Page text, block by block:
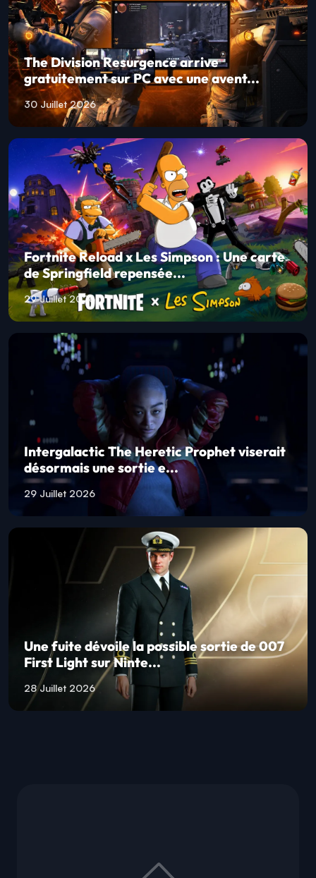
The Division Resurgence arrive
gratuitement sur PC avec une avent...
30 Juillet 2026
Fortnite Reload x Les Simpson : Une carte
de Springfield repensée...
29 Juillet 2026
Intergalactic The Heretic Prophet viserait
désormais une sortie e...
29 Juillet 2026
Une fuite dévoile la possible sortie de 007
First Light sur Ninte...
28 Juillet 2026